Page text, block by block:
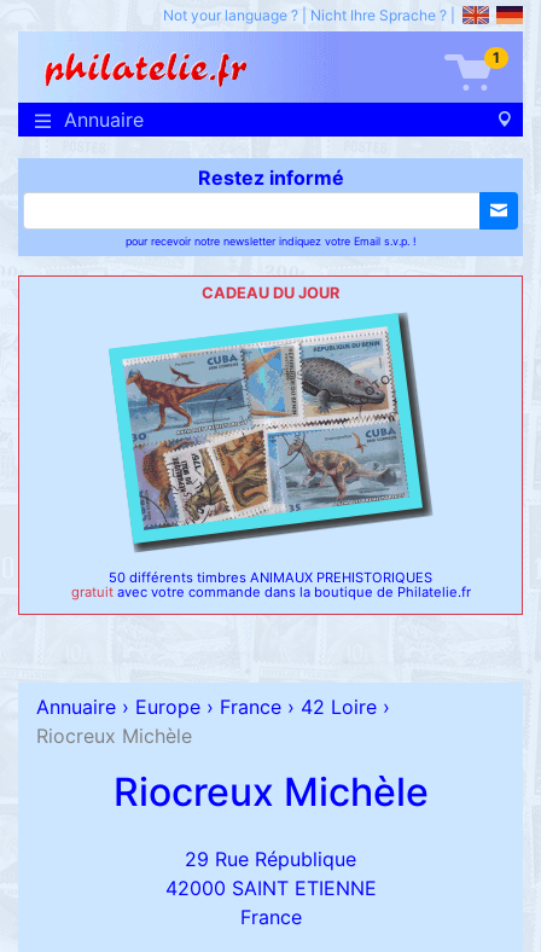
Not your language ? Nicht Ihre Sprache ?
1
Annuaire
Restez informé
pour recevoir notre newsletter indiquez votre Email s.v.p. !
CADEAU DU JOUR
50 différents timbres ANIMAUX PREHISTORIQUES
gratuit avec votre commande dans la boutique de Philatelie.fr
Annuaire › Europe › France › 42 Loire ›
Riocreux Michèle
Riocreux Michèle
29 Rue République
42000 SAINT ETIENNE
France